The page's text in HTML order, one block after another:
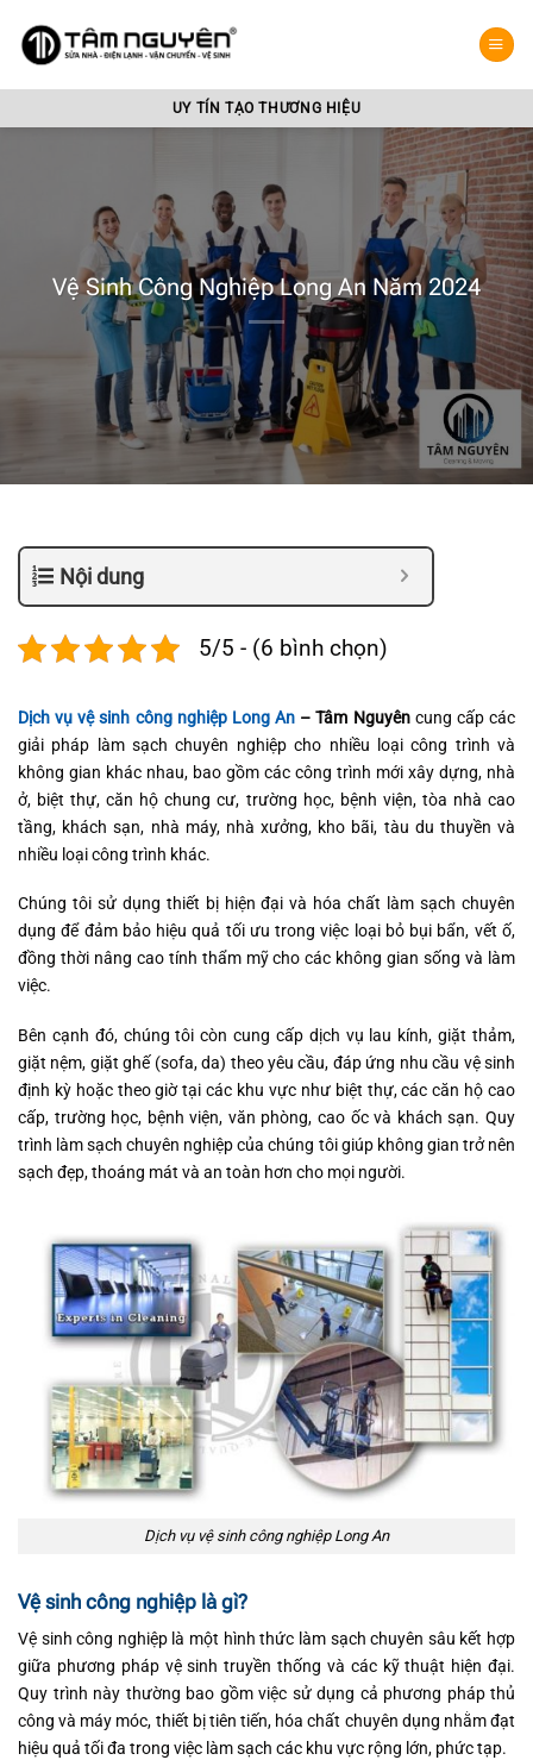
qua
dung
UY TÍN TẠO THƯƠNG HIỆU
Vệ Sinh Công Nghiệp Long An Năm 2024
Nội dung
5/5 - (6 bình chọn)
Dịch vụ vệ sinh công nghiệp Long An – Tâm Nguyêncung cấp các
giải pháp làm sạch chuyên nghiệp cho nhiều loại công trình và
không gian khác nhau, bao gồm các công trình mới xây dựng, nhà
ở, biệt thự, căn hộ chung cư, trường học, bệnh viện, tòa nhà cao
tầng, khách sạn, nhà máy, nhà xưởng, kho bãi, tàu du thuyền và
nhiều loại công trình khác.
Chúng tôi sử dụng thiết bị hiện đại và hóa chất làm sạch chuyên
dụng để đảm bảo hiệu quả tối ưu trong việc loại bỏ bụi bẩn, vết ố,
đồng thời nâng cao tính thẩm mỹ cho các không gian sống và làm
việc.
Bên cạnh đó, chúng tôi còn cung cấp dịch vụ lau kính, giặt thảm,
giặt nệm, giặt ghế (sofa, da) theo yêu cầu, đáp ứng nhu cầu vệ sinh
định kỳ hoặc theo giờ tại các khu vực như biệt thự, các căn hộ cao
cấp, trường học, bệnh viện, văn phòng, cao ốc và khách sạn. Quy
trình làm sạch chuyên nghiệp của chúng tôi giúp không gian trở nên
sạch đẹp, thoáng mát và an toàn hơn cho mọi người.
Dịch vụ vệ sinh công nghiệp Long An
Vệ sinh công nghiệp là gì?
Vệ sinh công nghiệp là một hình thức làm sạch chuyên sâu kết hợp
giữa phương pháp vệ sinh truyền thống và các kỹ thuật hiện đại.
Quy trình này thường bao gồm việc sử dụng cả phương pháp thủ
công và máy móc, thiết bị tiên tiến, hóa chất chuyên dụng nhằm đạt
hiệu quả tối đa trong việc làm sạch các khu vực rộng lớn, phức tạp.